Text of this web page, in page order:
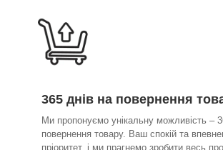
365 днів на повернення
Ми пропонуємо унікальну можливість –
повернення товару. Ваш спокій та
пріоритет, і ми прагнемо зробити весь